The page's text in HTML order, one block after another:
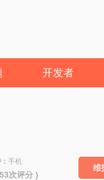
开发者
手机
次评分 )
维